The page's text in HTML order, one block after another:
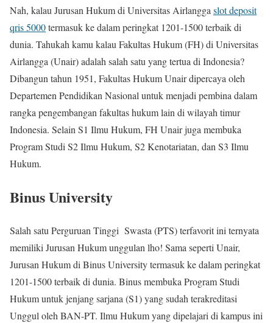
Nah, kalau Jurusan Hukum di Universitas Airlanggaslot deposit
qris 5000termasuk ke dalam peringkat 1201-1500 terbaik di
dunia. Tahukah kamu kalau Fakultas Hukum (FH) di Universitas
Airlangga (Unair) adalah salah satu yang tertua di Indonesia?
Dibangun tahun 1951, Fakultas Hukum Unair dipercaya oleh
Departemen Pendidikan Nasional untuk menjadi pembina dalam
rangka pengembangan fakultas hukum lain di wilayah timur
Indonesia. Selain S1 Ilmu Hukum, FH Unair juga membuka
Program Studi S2 Ilmu Hukum, S2 Kenotariatan, dan S3 Ilmu
Hukum.
Binus University
Salah satu Perguruan Tinggi Swasta (PTS) terfavorit ini ternyata
memiliki Jurusan Hukum unggulan lho! Sama seperti Unair,
Jurusan Hukum di Binus University termasuk ke dalam peringkat
1201-1500 terbaik di dunia. Binus membuka Program Studi
Hukum untuk jenjang sarjana (S1) yang sudah terakreditasi
Unggul oleh BAN-PT. Ilmu Hukum yang dipelajari di kampus ini